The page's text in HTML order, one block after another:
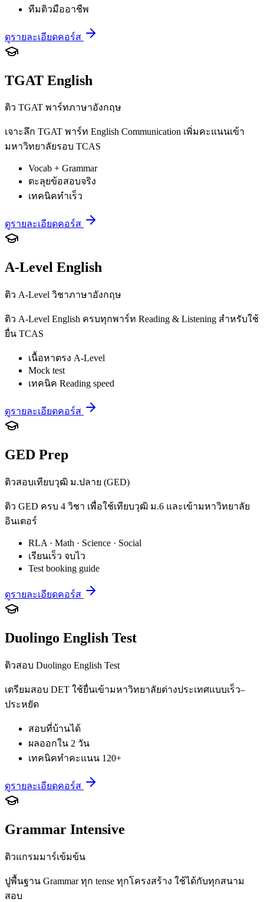
ทีมติวมืออาชีพ
ดูรายละเอียดคอร์ส
TGAT English
ติว TGAT พาร์ทภาษาอังกฤษ
เจาะลึก TGAT พาร์ท English Communication เพิ่มคะแนนเข้า
มหาวิทยาลัยรอบ TCAS
Vocab + Grammar
ตะลุยข้อสอบจริง
เทคนิคทำเร็ว
ดูรายละเอียดคอร์ส
A-Level English
ติว A-Level วิชาภาษาอังกฤษ
ติว A-Level English ครบทุกพาร์ท Reading & Listening สำหรับใช้
ยื่น TCAS
เนื้อหาตรง A-Level
Mock test
เทคนิค Reading speed
ดูรายละเอียดคอร์ส
GED Prep
ติวสอบเทียบวุฒิ ม.ปลาย (GED)
ติว GED ครบ 4 วิชา เพื่อใช้เทียบวุฒิ ม.6 และเข้ามหาวิทยาลัย
อินเตอร์
RLA · Math · Science · Social
เรียนเร็ว จบไว
Test booking guide
ดูรายละเอียดคอร์ส
Duolingo English Test
ติวสอบ Duolingo English Test
เตรียมสอบ DET ใช้ยื่นเข้ามหาวิทยาลัยต่างประเทศแบบเร็ว–
ประหยัด
สอบที่บ้านได้
ผลออกใน 2 วัน
เทคนิคทำคะแนน 120+
ดูรายละเอียดคอร์ส
Grammar Intensive
ติวแกรมมาร์เข้มข้น
ปูพื้นฐาน Grammar ทุก tense ทุกโครงสร้าง ใช้ได้กับทุกสนาม
สอบ